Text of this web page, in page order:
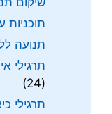
תוכניות
תנועה
תרגילי
(24)
תרגילי